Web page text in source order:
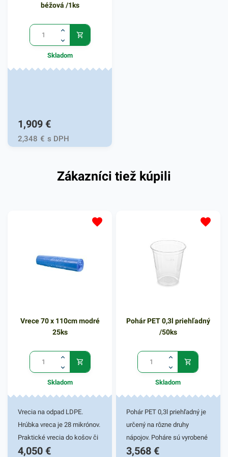
podobné produkty.
béžová /1ks
Skladom
1,909 €
2,348 € s DPH
Zákazníci tiež kúpili
Vrece 70 x 110cm modré
25ks
Skladom
Vrecia na odpad LDPE.
Hrúbka vreca je 28 mikrónov.
Praktické vrecia do košov či
zberných nádob. Vyrobené z
4,050 €
Pohár PET 0,3l priehľadný
/50ks
Skladom
Pohár PET 0,3l priehľadný je
určený na rôzne druhy
nápojov. Poháre sú vyrobené
z pevného PET materiálu,
3,568 €